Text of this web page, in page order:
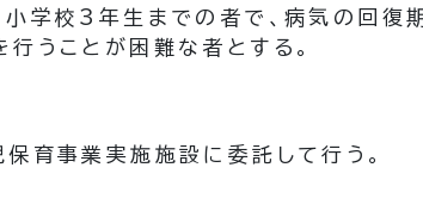
学校3年生までの者で、病気の回復
うことが困難な者とする。
育事業実施施設に委託して行う。